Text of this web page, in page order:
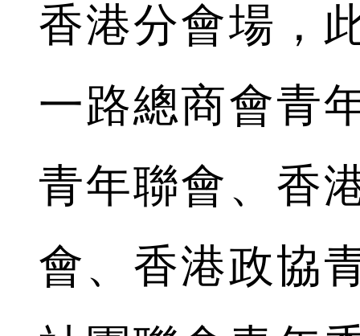
香港分會場，
一路總商會青
青年聯會、香
會、香港政協